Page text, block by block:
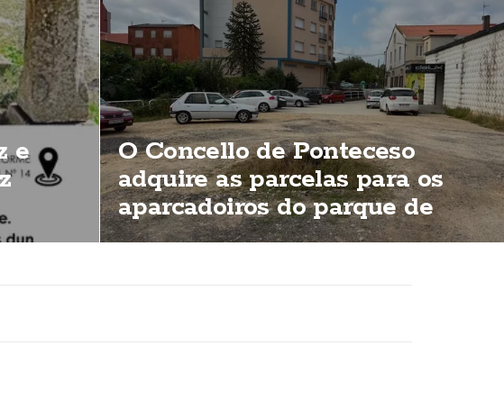
e
O Concello de Ponteceso
adquire as parcelas para os
aparcadoiros do parque de
Bouzas